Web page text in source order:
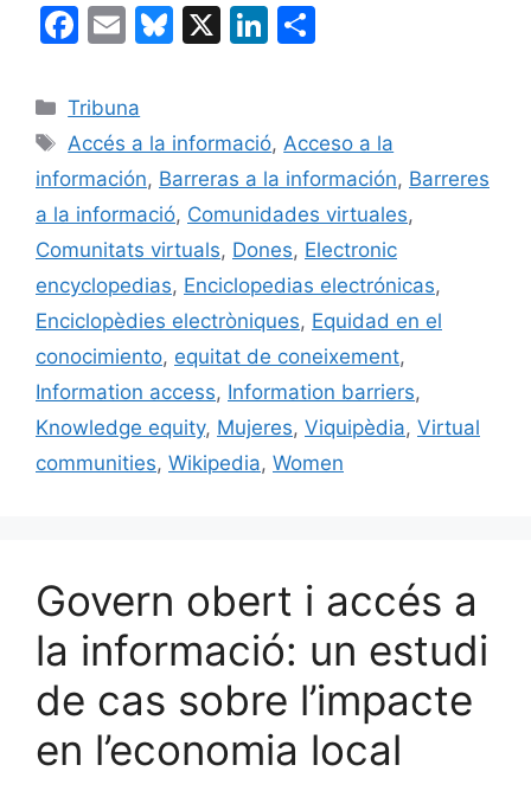
F
c
e
b
o
o
k
E
ai
l
Bl
s
k
y
X
Li
e
dI
n
p
ar
te
ix
Categories
Tribuna
Etiquetes
Accés a la informació,Acceso a la
información, Barreras a la información, Barreres
a la informació, Comunidades virtuales,
Comunitats virtuals, Dones, Electronic
encyclopedias, Enciclopedias electrónicas,
Enciclopèdies electròniques, Equidad en el
conocimiento, equitat de coneixement,
Information access, Information barriers,
Knowledge equity, Mujeres, Viquipèdia, Virtual
communities, Wikipedia, Women
Govern obert i accés a
la informació: un estudi
de cas sobre l’impacte
en l’economia local